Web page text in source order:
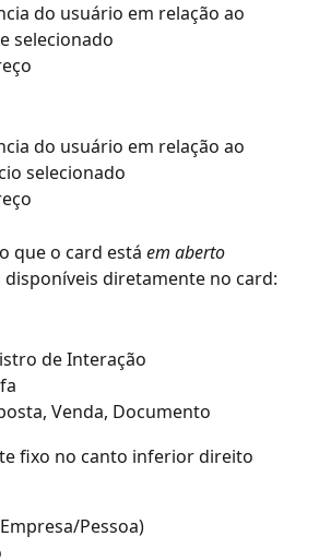
do usuário em relação ao
selecionado
do usuário em relação ao
selecionado
que o card está em aberto
disponíveis diretamente no card:
de Interação
Venda, Documento
fixo no canto inferior direito
Pessoa)